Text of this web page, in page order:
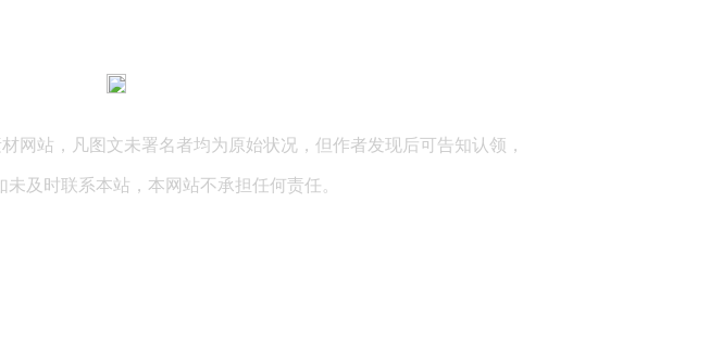
网站，凡图文未署名者均为原始状况，但作者发现后可告知认领，
及时联系本站，本网站不承担任何责任。